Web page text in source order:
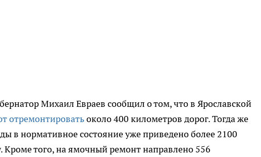
Михаил Евраев сообщил о том, что в Ярославской
отремонтироватьоколо 400 километров дорог. Тогда же
в нормативное состояние уже приведено более 2100
Кроме того, на ямочный ремонт направлено 556